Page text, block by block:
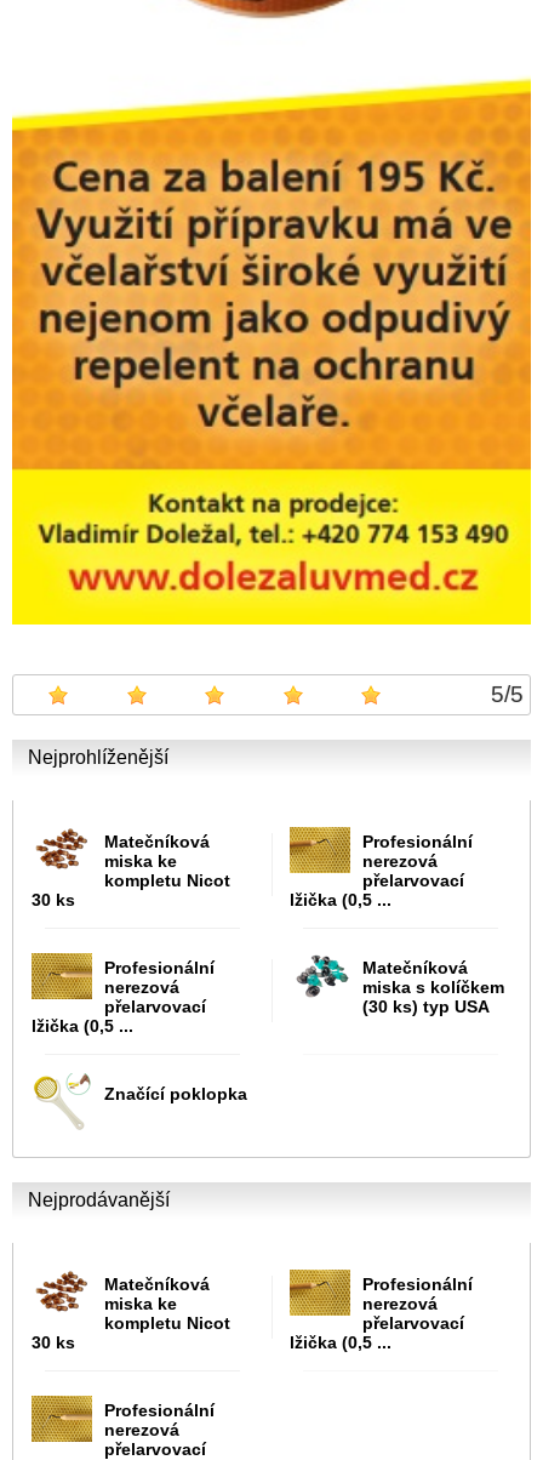
5/5
Nejprohlíženější
Matečníková
miska ke
kompletu Nicot
30 ks
Profesionální
nerezová
přelarvovací
lžička (0,5 ...
Profesionální
nerezová
přelarvovací
lžička (0,5 ...
Matečníková
miska s kolíčkem
(30 ks) typ USA
Značící poklopka
Nejprodávanější
Matečníková
miska ke
kompletu Nicot
30 ks
Profesionální
nerezová
přelarvovací
lžička (0,5 ...
Profesionální
nerezová
přelarvovací